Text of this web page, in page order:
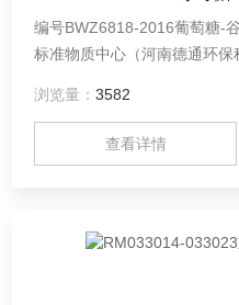
编号BWZ6818-2016葡萄糖-
标准物质中心（河南德通环
浏览量：3582
查看详情